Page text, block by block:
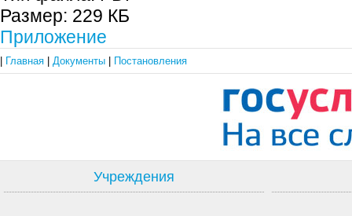
Размер: 229 КБ
Приложение
Главная Документы Постановления
Учреждения